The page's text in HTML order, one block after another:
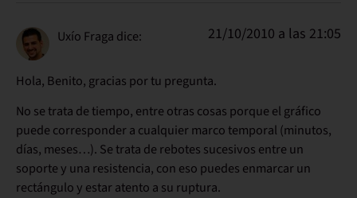
Uxío Fraga dice: 21/10/2010 a las 21:05
Hola, Benito, gracias por tu pregunta.
No se trata de tiempo, entre otras cosas porque el gráfico
puede corresponder a cualquier marco temporal (minutos,
días, meses…). Se trata de rebotes sucesivos entre un
soporte y una resistencia, con eso puedes enmarcar un
rectángulo y estar atento a su ruptura.